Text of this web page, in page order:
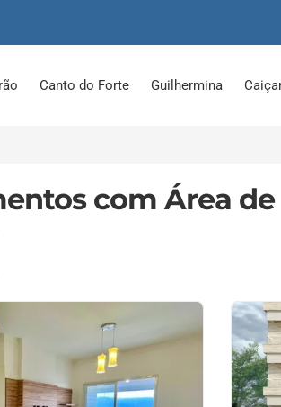
Canto do Forte Guilhermina
com Área de